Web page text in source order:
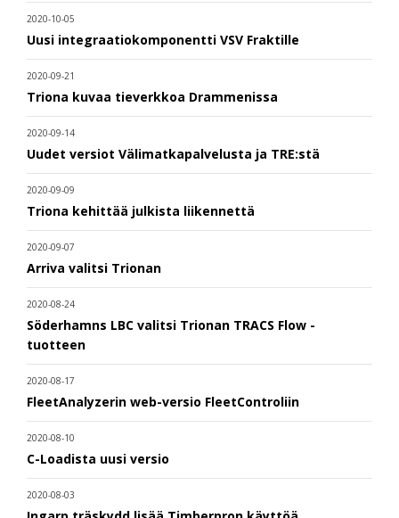
2020-10-05
Uusi integraatiokomponentti VSV Fraktille
2020-09-21
Triona kuvaa tieverkkoa Drammenissa
2020-09-14
Uudet versiot Välimatkapalvelusta ja TRE:stä
2020-09-09
Triona kehittää julkista liikennettä
2020-09-07
Arriva valitsi Trionan
2020-08-24
Söderhamns LBC valitsi Trionan TRACS Flow -
tuotteen
2020-08-17
FleetAnalyzerin web-versio FleetControliin
2020-08-10
C-Loadista uusi versio
2020-08-03